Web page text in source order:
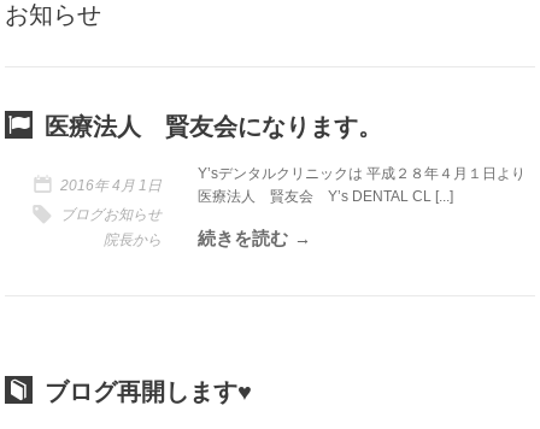
お知らせ
医療法人 賢友会になります。
2016年 4月 1日
お知らせ
ブログ
院長から
Y’sデンタルクリニックは 平成２８年４月１日より
医療法人 賢友会 Y’s DENTAL CL [...]
続きを読む
ブログ再開します♥